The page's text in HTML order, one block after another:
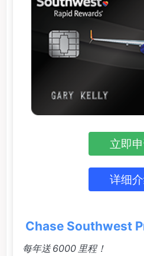
立即
详细
Chase Southwest
每年送 6000 里程！